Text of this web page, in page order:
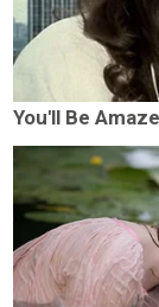
You'll Be